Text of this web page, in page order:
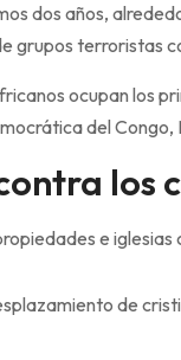
dos años,
grupos terroristas
ocupan los
del
los
e
de